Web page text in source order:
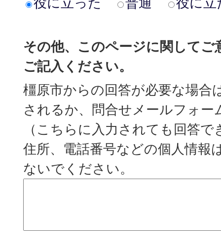
その他、このページに関してご
ご記入ください。
橿原市からの回答が必要な場合
されるか、問合せメールフォー
（こちらに入力されても回答
住所、電話番号などの個人情報
ないでください。